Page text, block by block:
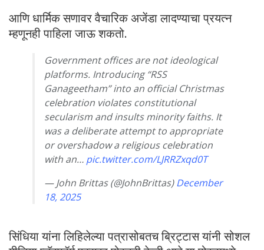
आणि धार्मिक सणावर वैचारिक अजेंडा लादण्याचा प्रयत्न
म्हणूनही पाहिला जाऊ शकतो.
Government offices are not ideological
platforms. Introducing “RSS
Ganageetham” into an official Christmas
celebration violates constitutional
secularism and insults minority faiths. It
was a deliberate attempt to appropriate
or overshadow a religious celebration
with an… pic.twitter.com/LJRRZxqd0T
— John Brittas (@JohnBrittas)December
18, 2025
सिंधिया यांना लिहिलेल्या पत्रासोबतच ब्रिट्टास यांनी सोशल